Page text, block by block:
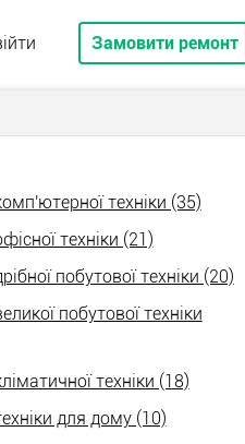
Замовити ремонт
техніки (35)
техніки (21)
побутової техніки (20)
побутової техніки
техніки (18)
для дому (10)